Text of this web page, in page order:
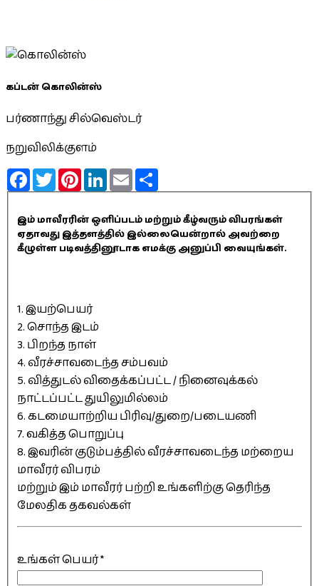
கப்டன் கொலின்ஸ்
பர்ணாந்து சில்வெஸ்டர்
நறுவிலிக்குளம்
FacebookTwitterPinterestLinkedInEmail
இம் மாவீரரின் ஒளிப்படம் மற்றும் கீழ்வரும் விபரங்கள்
ஏதாவது இத்தளத்தில் இல்லையென்றால் அவற்றை
கீழுள்ள படிவத்தினூடாக எமக்கு அனுப்பி வையுங்கள்.
1. இயற்பெயர்
2. சொந்த இடம்
3. பிறந்த நாள்
4. வீரச்சாவடைந்த சம்பவம்
5. வித்துடல் விதைக்கப்பட்ட / நினைவுக்கல்
நாட்டப்பட்ட துயிலுமில்லம்
6. கடமையாற்றிய பிரிவு/துறை/படையணி
7. வகித்த பொறுப்பு
8. இவரின் குடும்பத்தில் வீரச்சாவடைந்த மற்றைய
மாவீரர் விபரம்
மற்றும் இம் மாவீரர் பற்றி உங்களிற்கு தெரிந்த
மேலதிக தகவல்கள்
உங்கள் பெயர்*